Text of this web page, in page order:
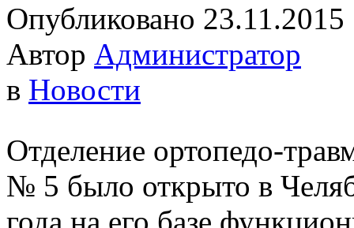
Опубликовано 23.11.2015
Автор Администратор
в Новости
Отделение ортопедо-
№ 5 было открыто в
года на его базе